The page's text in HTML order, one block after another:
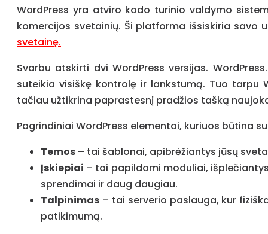
WordPress yra atviro kodo turinio valdymo
komercijos svetainių. Ši platforma išsiskiria
svetainę.
Svarbu atskirti dvi WordPress versijas.
suteikia visiškę kontrolę ir lankstumą. Tuo tarpu
tačiau užtikrina paprastesnį pradžios tašką
Pagrindiniai WordPress elementai, kuriuos būtina
Temos – tai šablonai, apibrėžiantys jūsų
Įskiepiai – tai papildomi moduliai,
sprendimai ir daug daugiau.
Talpinimas – tai serverio paslauga, kur
patikimumą.